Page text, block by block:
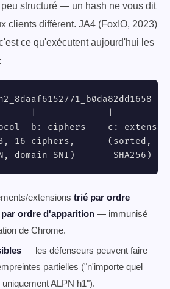
structuré — un hash ne vous dit
clients diffèrent. JA4 (FoxIO, 2023)
ce qu'exécutent aujourd'hui les
b: ciphers    c:
16 ciphers,      (sorted,
domain SNI)       SHA256)
extensions trié par ordre
ordre d'apparition — immunisé
de Chrome.
— les défenseurs peuvent faire
partielles ("n'importe quel
ALPN h1").